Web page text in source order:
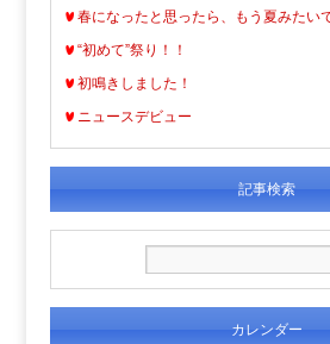
春になったと思ったら、もう夏みたい
“初めて”祭り！！
初鳴きしました！
ニュースデビュー
記事検索
カレンダー